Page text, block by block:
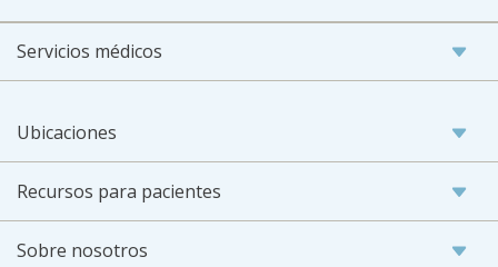
Servicios médicos
Ubicaciones
Recursos para pacientes
Sobre nosotros